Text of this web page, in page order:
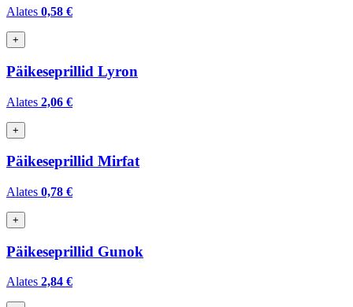
Alates 0,58 €
+
Päikeseprillid Lyron
Alates 2,06 €
+
Päikeseprillid Mirfat
Alates 0,78 €
+
Päikeseprillid Gunok
Alates 2,84 €